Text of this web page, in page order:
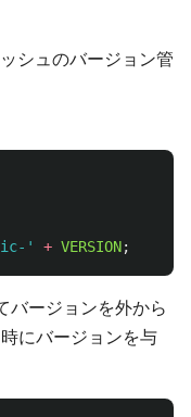
シュのバージョン管
' + VERSION;
バージョンを外から
にバージョンを与